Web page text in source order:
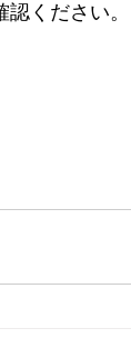
認ください。